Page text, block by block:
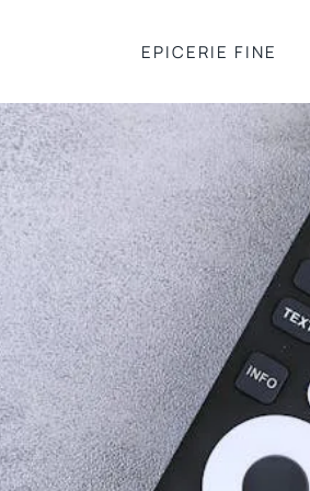
EPICERIE FINE